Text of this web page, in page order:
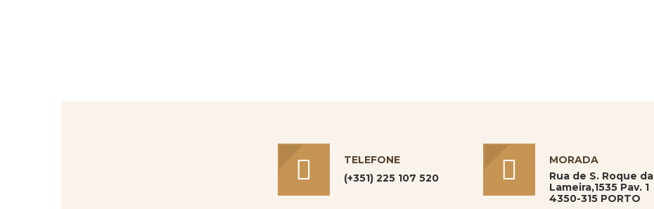
TELEFONE
(+351) 225 107 520
MORADA
Rua de S. Roque da
Lameira,1535 Pav. 1
4350-315 PORTO